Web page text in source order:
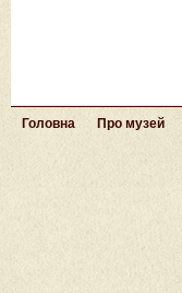
Головна Про музей